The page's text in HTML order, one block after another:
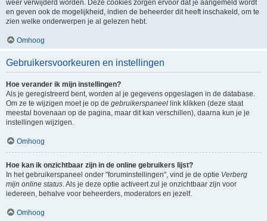
weer verwijderd worden. Deze cookies zorgen ervoor dat je aangemeld wordt
en geven ook de mogelijkheid, indien de beheerder dit heeft inschakeld, om te
zien welke onderwerpen je al gelezen hebt.
Omhoog
Gebruikersvoorkeuren en instellingen
Hoe verander ik mijn instellingen?
Als je geregistreerd bent, worden al je gegevens opgeslagen in de database.
Om ze te wijzigen moet je op de gebruikerspaneel link klikken (deze staat
meestal bovenaan op de pagina, maar dit kan verschillen), daarna kun je je
instellingen wijzigen.
Omhoog
Hoe kan ik onzichtbaar zijn in de online gebruikers lijst?
In het gebruikerspaneel onder "foruminstellingen", vind je de optie Verberg
mijn online status. Als je deze optie activeert zul je onzichtbaar zijn voor
iedereen, behalve voor beheerders, moderators en jezelf.
Omhoog